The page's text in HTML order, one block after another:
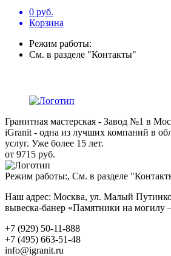
0 руб.
Корзина
Режим работы:
См. в разделе "Контакты"
Гранитная мастерская - Завод №1 в
iGranit - одна из лучших компаний в
услуг. Уже более 15 лет.
от 9715 руб.
Режим работы:, См. в разделе
Наш адрес: Москва, ул. Малый
вывеска-банер «Памятники на
+7 (929) 50-11-888
+7 (495) 663-51-48
info@igranit.ru